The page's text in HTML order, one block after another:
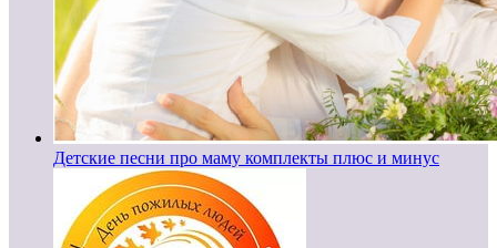
Детские песни про маму комплекты плюс и минус